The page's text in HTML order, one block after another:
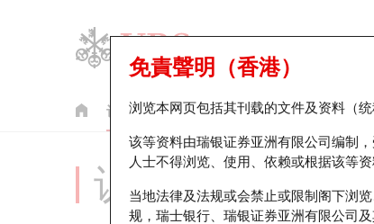
认股证 牛熊证 美股指数产品 轮证市
免責聲明（香港）
浏览本网页包括其刊载的文件及资料（
该等资料由瑞银证券亚洲有限公司编制
人士不得浏览、使用、依赖或根据该等
当地法律及法规或会禁止或限制阁下浏
规，瑞士银行、瑞银证券亚洲有限公司
认股证分析仪